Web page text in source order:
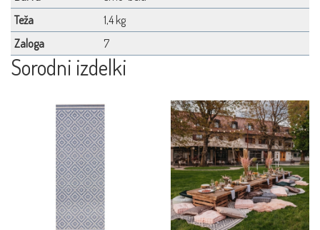
Teža
1,4 kg
Zaloga
7
Sorodni izdelki